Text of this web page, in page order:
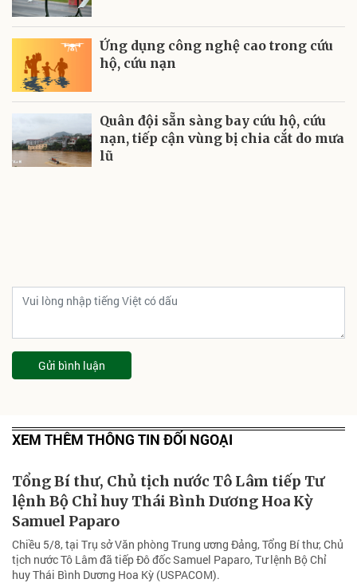
Ứng dụng công nghệ cao trong cứu
hộ, cứu nạn
Quân đội sẵn sàng bay cứu hộ, cứu
nạn, tiếp cận vùng bị chia cắt do mưa
lũ
Gửi bình luận
XEM THÊM THÔNG TIN ĐỐI NGOẠI
Tổng Bí thư, Chủ tịch nước Tô Lâm tiếp Tư
lệnh Bộ Chỉ huy Thái Bình Dương Hoa Kỳ
Samuel Paparo
Chiều 5/8, tại Trụ sở Văn phòng Trung ương Đảng, Tổng Bí thư, Chủ
tịch nước Tô Lâm đã tiếp Đô đốc Samuel Paparo, Tư lệnh Bộ Chỉ
huy Thái Bình Dương Hoa Kỳ (USPACOM).